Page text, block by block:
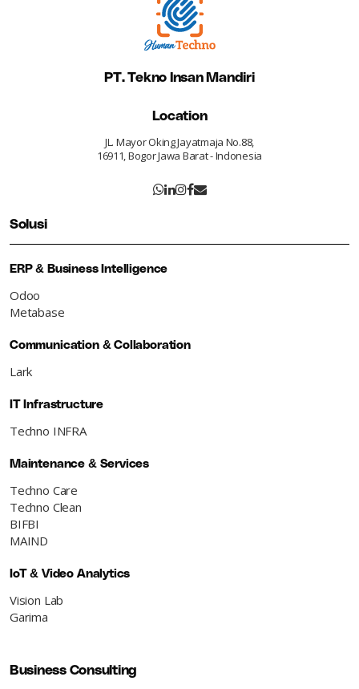
PT. Tekno Insan Mandiri
Location
JL. Mayor Oking Jayatmaja No.88,
16911, Bogor Jawa Barat - Indonesia
Solusi
ERP & Business Intelligence
Odoo
Metabase
Communication & Collaboration
Lark
IT Infrastructure
Techno INFRA
Maintenance & Services
Techno Care
Techno Clean
BIFBI
MAIND
IoT & Video Analytics
Vision Lab
Garima
Business Consulting